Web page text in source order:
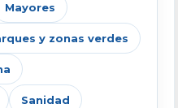
Mayores
y zonas verdes
Sanidad